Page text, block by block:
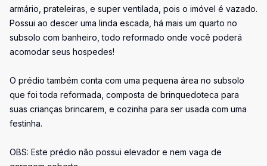
armário, prateleiras, e super ventilada, pois o imóvel é vazado.
Possui ao descer uma linda escada, há mais um quarto no
subsolo com banheiro, todo reformado onde você poderá
acomodar seus hospedes!
O prédio também conta com uma pequena área no subsolo
que foi toda reformada, composta de brinquedoteca para
suas crianças brincarem, e cozinha para ser usada com uma
festinha.
OBS: Este prédio não possui elevador e nem vaga de